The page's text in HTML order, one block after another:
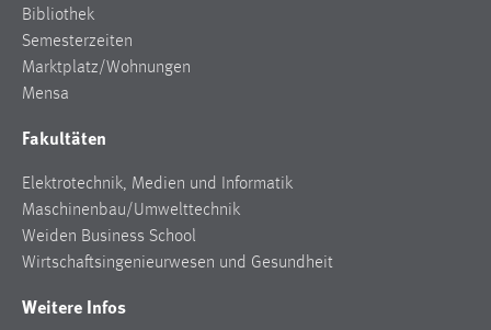
Bibliothek
Semesterzeiten
Marktplatz/Wohnungen
Mensa
Fakultäten
Elektrotechnik, Medien und Informatik
Maschinenbau/Umwelttechnik
Weiden Business School
Wirtschaftsingenieurwesen und Gesundheit
Weitere Infos